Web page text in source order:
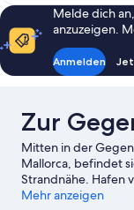
Melde dich
anzuzeigen.
Anmelden
Zur
Mitten in der
Mallorca, befindet
Strandnähe. Hafen
Puerto Portals sind
Mehr anzeigen